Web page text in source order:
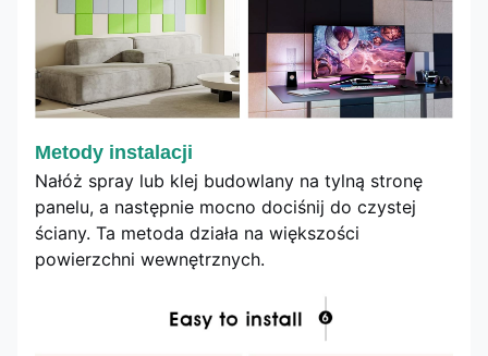
Metody instalacji
Nałóż spray lub klej budowlany na tylną stronę
panelu, a następnie mocno dociśnij do czystej
ściany. Ta metoda działa na większości
powierzchni wewnętrznych.